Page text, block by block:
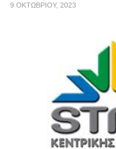
9 ΟΚΤΩΒΡΊΟΥ, 2023